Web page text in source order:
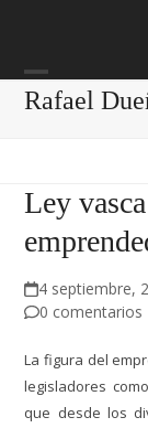
content
Rafael
Open
Close
Ley
4 septiembre,
0 comentarios
La figura del
legisladores
que desde los